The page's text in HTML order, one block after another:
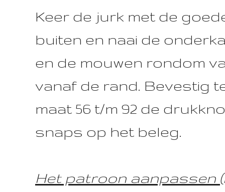
Keer de jurk met de
buiten en naai de
en de mouwen rondom
vanaf de rand. Bevestig
maat 56 t/m 92 de
snaps op het beleg.
Het patroon aanpassen